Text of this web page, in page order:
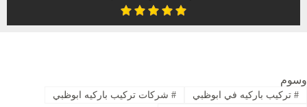
وسوم
#تركيب باركيه في ابوظبي #شركات تركيب باركيه ابوظبي